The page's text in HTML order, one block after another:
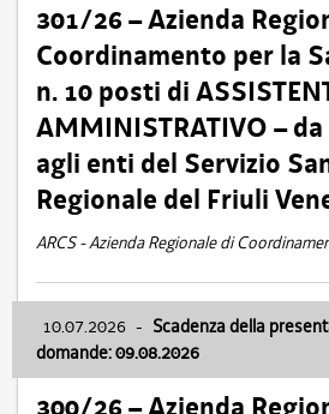
301/26 – Azienda
Coordinamento per la
n. 10 posti di
AMMINISTRATIVO –
agli enti del Servizio
Regionale del Friuli
ARCS - Azienda Regionale di
10.07.2026 - Scadenza della
domande: 09.08.2026